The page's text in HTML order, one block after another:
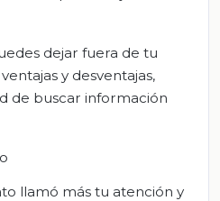
dejar fuera de tu
y desventajas,
de buscar información
llamó más tu atención y